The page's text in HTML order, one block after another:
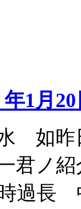
1月
如昨
君ノ
過長